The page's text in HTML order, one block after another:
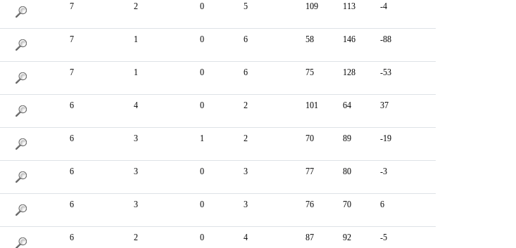
7 2 0 5 109 113 -4
7 1 0 6 58 146 -88
7 1 0 6 75 128 -53
6 4 0 2 101 64 37
6 3 1 2 70 89 -19
6 3 0 3 77 80 -3
6 3 0 3 76 70 6
6 2 0 4 87 92 -5